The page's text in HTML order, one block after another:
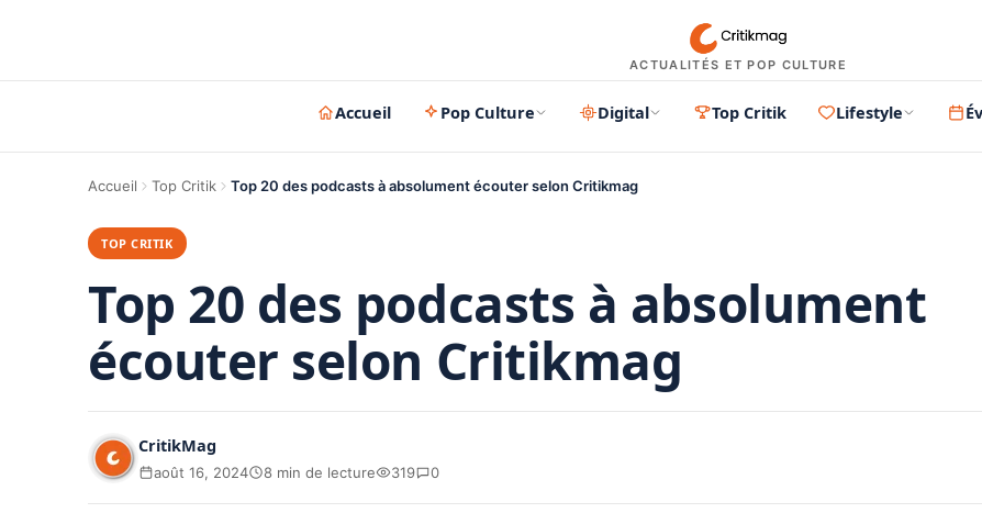
ACTUALITÉS ET POP CULTURE
Accueil Pop Culture Digital Top Critik Lifestyle
Accueil Top Critik Top 20 des podcasts à absolument écouter selon Critikmag
TOP CRITIK
Top 20 des podcasts à absolument
écouter selon Critikmag
CritikMag
août 16, 2024 8 min de lecture 319 0